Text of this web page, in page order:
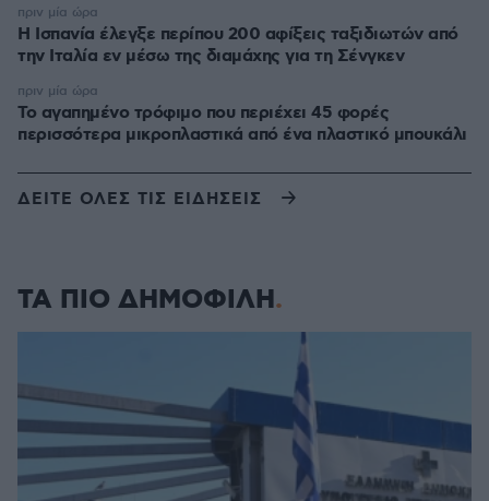
Η Ισπανία έλεγξε περίπου 200 αφίξεις ταξιδιωτών από
την Ιταλία εν μέσω της διαμάχης για τη Σένγκεν
πριν μία ώρα
Το αγαπημένο τρόφιμο που περιέχει 45 φορές
περισσότερα μικροπλαστικά από ένα πλαστικό μπουκάλι
πριν μία ώρα
ΔΕΙΤΕ ΟΛΕΣ ΤΙΣ ΕΙΔΗΣΕΙΣ
ΤΑ ΠΙΟ ΔΗΜΟΦΙΛΗ